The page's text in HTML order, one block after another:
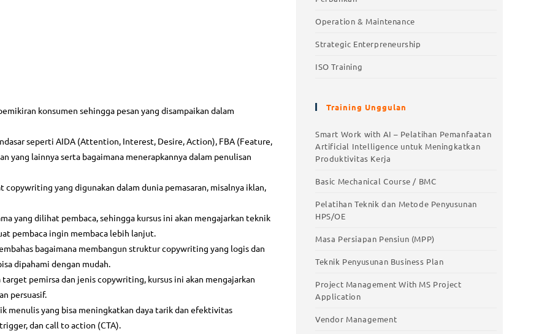
konsumen sehingga pesan yang disampaikan dalam
seperti AIDA (Attention, Interest, Desire, Action), FBA (Feature,
yang lainnya serta bagaimana menerapkannya dalam penulisan
yang digunakan dalam dunia pemasaran, misalnya iklan,
yang dilihat pembaca, sehingga kursus ini akan mengajarkan teknik
pembaca ingin membaca lebih lanjut.
bagaimana membangun struktur copywriting yang logis dan
dipahami dengan mudah.
pemirsa dan jenis copywriting, kursus ini akan mengajarkan
persuasif.
menulis yang bisa meningkatkan daya tarik dan efektivitas
dan call to action (CTA).
Operation & Maintenance
Strategic Enterpreneurship
ISO Training
Training Unggulan
Smart Work with AI – Pelatihan Pemanfaatan
Artificial Intelligence untuk Meningkatkan
Produktivitas Kerja
Basic Mechanical Course / BMC
Pelatihan Teknik dan Metode Penyusunan
HPS/OE
Masa Persiapan Pensiun (MPP)
Teknik Penyusunan Business Plan
Project Management With MS Project
Application
Vendor Management